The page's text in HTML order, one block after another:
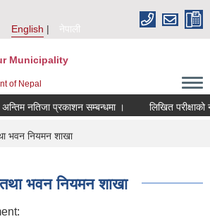
English
नेपाली
Municipality
of Nepal
अन्तिम नतिजा प्रकाशन सम्बन्धमा । लिखित परीक्षाको
भवन नियमन शाखा
तथा भवन नियमन शाखा